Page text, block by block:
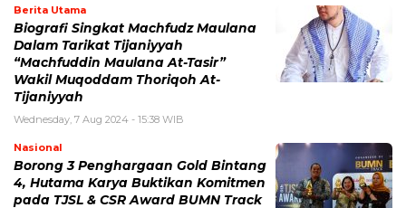
Berita Utama
Biografi Singkat Machfudz Maulana
Dalam Tarikat Tijaniyyah
“Machfuddin Maulana At-Tasir”
Wakil Muqoddam Thoriqoh At-
Tijaniyyah
Wednesday, 7 Aug 2024 - 15:38 WIB
Nasional
Borong 3 Penghargaan Gold Bintang
4, Hutama Karya Buktikan Komitmen
pada TJSL & CSR Award BUMN Track